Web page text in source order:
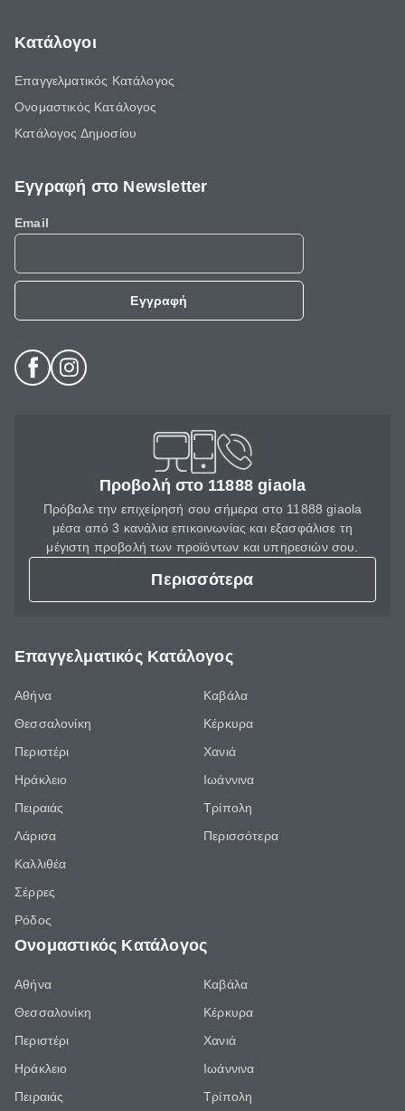
Κατάλογοι
Επαγγελματικός Κατάλογος
Ονομαστικός Κατάλογος
Κατάλογος Δημοσίου
Εγγραφή στο Newsletter
Email
Εγγραφή
Προβολή στο 11888 giaola
Πρόβαλε την επιχείρησή σου σήμερα στο 11888 giaola
μέσα από 3 κανάλια επικοινωνίας και εξασφάλισε τη
μέγιστη προβολή των προϊόντων και υπηρεσιών σου.
Περισσότερα
Επαγγελματικός Κατάλογος
Αθήνα
Θεσσαλονίκη
Περιστέρι
Ηράκλειο
Πειραιάς
Λάρισα
Καλλιθέα
Σέρρες
Ρόδος
Καβάλα
Κέρκυρα
Χανιά
Ιωάννινα
Τρίπολη
Περισσότερα
Ονομαστικός Κατάλογος
Αθήνα
Θεσσαλονίκη
Περιστέρι
Ηράκλειο
Πειραιάς
Καβάλα
Κέρκυρα
Χανιά
Ιωάννινα
Τρίπολη